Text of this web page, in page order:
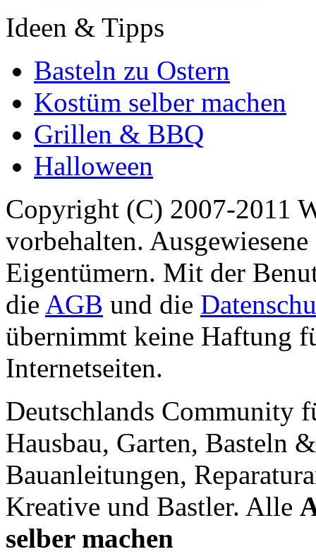
Ideen & Tipps
Basteln zu Ostern
Kostüm selber machen
Grillen & BBQ
Halloween
Copyright (C) 2007-2011
vorbehalten.
Eigentümern. Mit der
die AGB und die
übernimmt keine Haftung
Internetseiten.
Deutschlands Community
Hausbau, Garten, Basteln
Bauanleitungen,
Kreative und Bastler. Alle
selber machen